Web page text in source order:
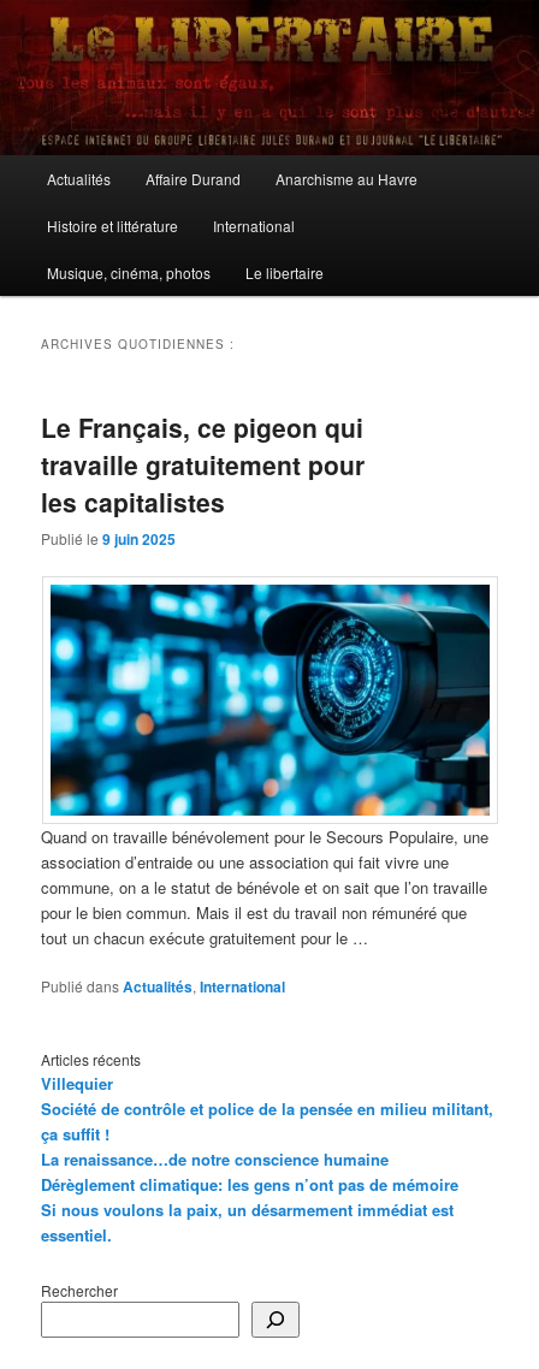
Aller
contenu
principal
Aller
contenu
secondaire
Le Libertaire
principal
Actualités Affaire Durand Anarchisme au Havre
Histoire et littérature International
Musique, cinéma, photos Le libertaire
ARCHIVES QUOTIDIENNES :
Le Français, ce pigeon qui
travaille gratuitement pour
les capitalistes
Publié le9 juin 2025
Quand on travaille bénévolement pour le Secours Populaire, une
association d’entraide ou une association qui fait vivre une
commune, on a le statut de bénévole et on sait que l’on travaille
pour le bien commun. Mais il est du travail non rémunéré que
tout un chacun exécute gratuitement pour le …
Publié dansActualités,International
Articles récents
Villequier
Société de contrôle et police de la pensée en milieu militant,
ça suffit !
La renaissance…de notre conscience humaine
Dérèglement climatique: les gens n’ont pas de mémoire
Si nous voulons la paix, un désarmement immédiat est
essentiel.
Rechercher